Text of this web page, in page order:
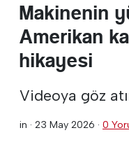
Makinenin
Amerikan
hikayesi
Videoya göz
in · 23 May 2026 · 0